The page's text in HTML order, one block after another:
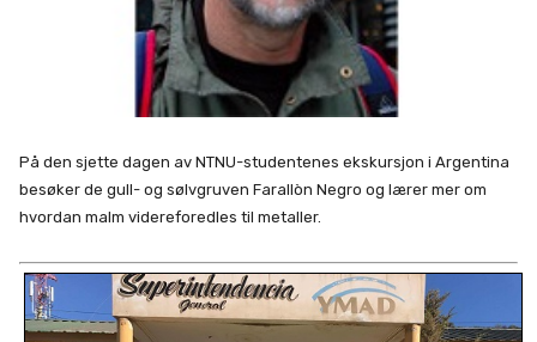
På den sjette dagen av NTNU-studentenes ekskursjon i Argentina
besøker de gull- og sølvgruven Farallòn Negro og lærer mer om
hvordan malm videreforedles til metaller.